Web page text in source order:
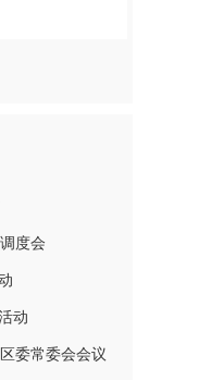
度会
动
委常委会会议